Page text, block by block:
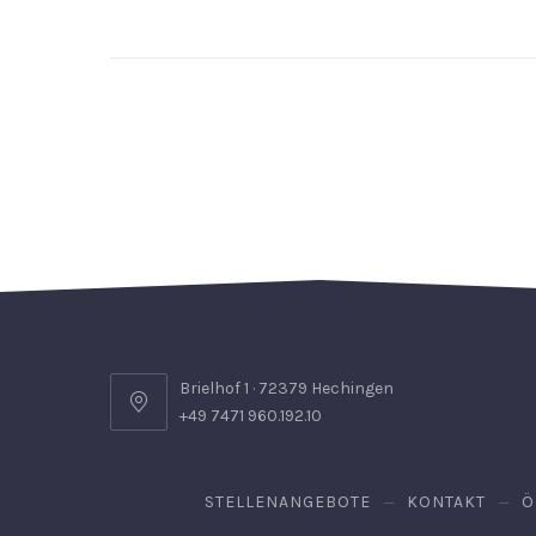
Brielhof 1 · 72379 Hechingen
+49 7471 960.192.10
STELLENANGEBOTE KONTAKT